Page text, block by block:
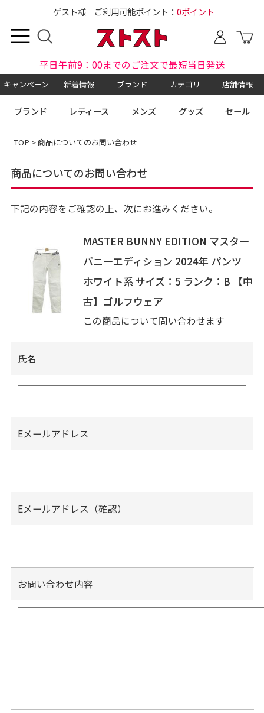
ゲスト様 ご利用可能ポイント： 0ポイント
平日午前9：00までのご注文で最短当日発送
キャンペーン 新着情報 ブランド カテゴリ 店舗情報
ブランド レディース メンズ グッズ セール
TOP > 商品についてのお問い合わせ
商品についてのお問い合わせ
下記の内容をご確認の上、次にお進みください。
MASTER BUNNY EDITION マスター
バニーエディション 2024年 パンツ
ホワイト系 サイズ：5 ランク：B 【中
古】ゴルフウェア
この商品について問い合わせます
氏名
Eメールアドレス
Eメールアドレス（確認）
お問い合わせ内容